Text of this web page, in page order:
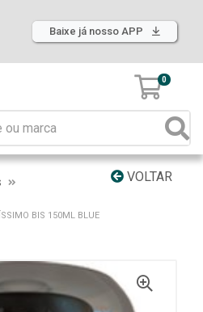
Baixe já nosso APP
0
VOLTAR
BIS 150ML BLUE